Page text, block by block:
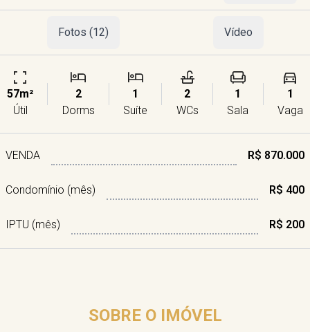
Fotos (12) Vídeo
57m²
Útil
2
Dorms
1
Suíte
2
WCs
1
Sala
1
Vaga
VENDA R$ 870.000
Condomínio (mês) R$ 400
IPTU (mês) R$ 200
SOBRE O IMÓVEL